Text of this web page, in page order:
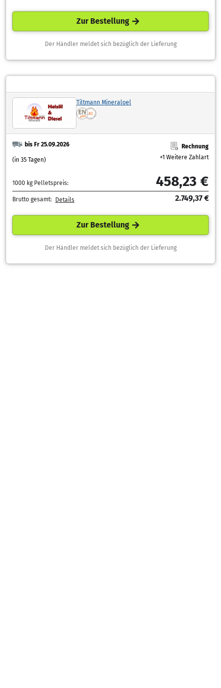
Zur Bestellung
Der Händler meldet sich bezüglich der Lieferung
Tiltmann Mineraloel
bis Fr 25.09.2026
(in 35 Tagen)
Rechnung
+1 Weitere Zahlart
1000 kg Pelletspreis: 458,23 €
Brutto gesamt: Details 2.749,37 €
Zur Bestellung
Der Händler meldet sich bezüglich der Lieferung